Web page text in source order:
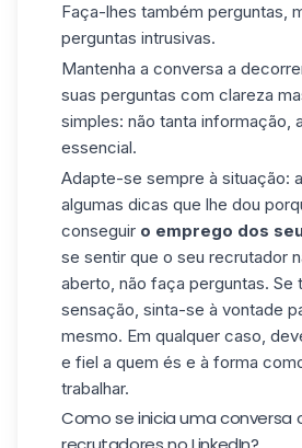
Faça-lhes também perguntas,
perguntas intrusivas.
Mantenha a conversa a
suas perguntas com clareza
simples: não tanta informação,
essencial.
Adapte-se sempre à situação:
algumas dicas que lhe dou
conseguir o emprego dos
se sentir que o seu recrutador
aberto, não faça perguntas. Se
sensação, sinta-se à vontade
mesmo. Em qualquer caso,
e fiel a quem és e à forma
trabalhar.
Como se inicia uma conversa